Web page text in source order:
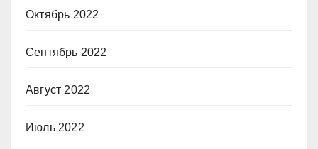
Октябрь 2022
Сентябрь 2022
Август 2022
Июль 2022